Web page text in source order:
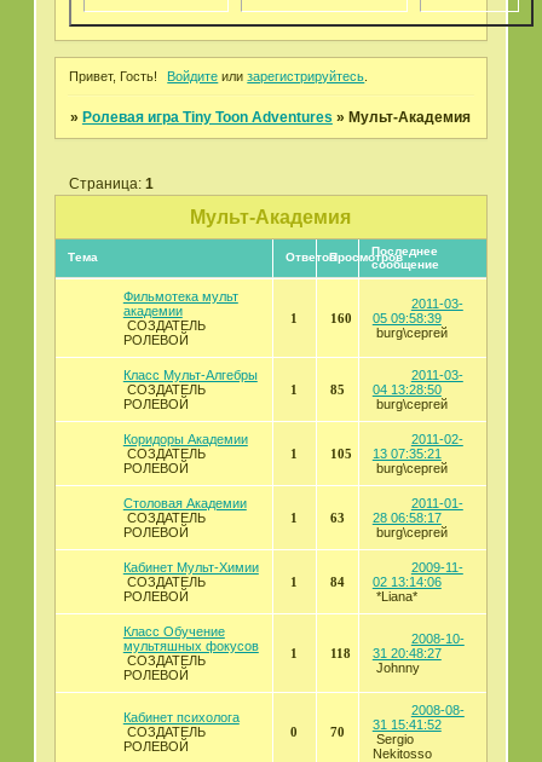
Привет, Гость! Войдите илизарегистрируйтесь
» Ролевая игра Tiny Toon Adventures » Мульт-Академия
Мульт-Академия
Страница: 1
Тема ОтветовПросмотровПоследнее
сообщение
Фильмотека мульт
академии
СОЗДАТЕЛЬ
РОЛЕВОЙ
1 160
2011-03-
05 09:58:39
burg\сергей
Класс Мульт-Алгебры
СОЗДАТЕЛЬ
РОЛЕВОЙ
1 85
2011-03-
04 13:28:50
burg\сергей
Коридоры Академии
СОЗДАТЕЛЬ
РОЛЕВОЙ
1 105
2011-02-
13 07:35:21
burg\сергей
Cтоловая Академии
СОЗДАТЕЛЬ
РОЛЕВОЙ
1 63
2011-01-
28 06:58:17
burg\сергей
Кабинет Мульт-Химии
СОЗДАТЕЛЬ
РОЛЕВОЙ
1 84
2009-11-
02 13:14:06
*Liana*
Класс Обучение
мультяшных фокусов
СОЗДАТЕЛЬ
РОЛЕВОЙ
1 118
2008-10-
31 20:48:27
Johnny
Кабинет психолога
СОЗДАТЕЛЬ
РОЛЕВОЙ
0 70
2008-08-
31 15:41:52
Sergio
Nekitosso